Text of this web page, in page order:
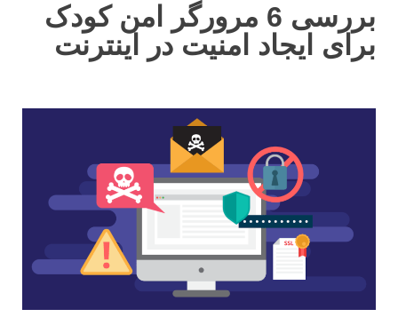
بررسی 6 مرورگر امن کودک
برای ایجاد امنیت در اینترنت